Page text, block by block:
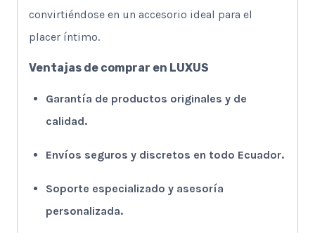
convirtiéndose en un accesorio ideal para el
placer íntimo.
Ventajas de comprar en LUXUS
Garantía de productos originales y de
calidad.
Envíos seguros y discretos en todo Ecuador.
Soporte especializado y asesoría
personalizada.